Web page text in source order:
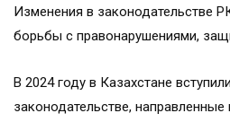
Изменения в законодательстве
борьбы с правонарушениями,
В 2024 году в Казахстане
законодательстве,